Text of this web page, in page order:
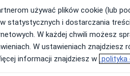
używać plików cookie (lub
statystycznych i dostarczania
W każdej chwili możesz
W ustawieniach znajdziesz
informacji znajdziesz w polityka